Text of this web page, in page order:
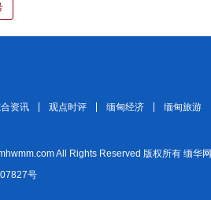
资讯 观点时评 缅甸经济 缅甸旅游
All Rights Reserved 版权所有 缅华网
号